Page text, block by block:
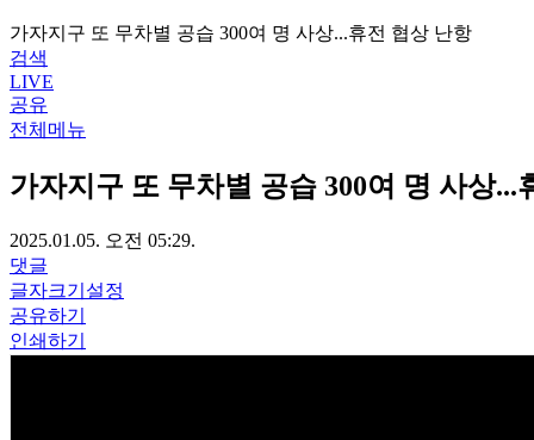
가자지구 또 무차별 공습 300여 명 사상...휴전 협상 난항
검색
LIVE
공유
전체메뉴
가자지구 또 무차별 공습 300여 명 사상...
2025.01.05. 오전 05:29.
댓글
글자크기설정
공유하기
인쇄하기